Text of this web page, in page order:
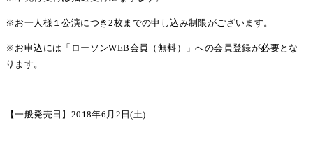
※お一人様１公演につき2枚までの申し込み制限がございます。
※お申込には「ローソンWEB会員（無料）」への会員登録が必要とな
ります。
【一般発売日】2018年6月2日(土)